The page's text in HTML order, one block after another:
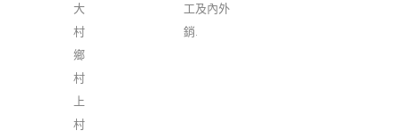
大
村
鄉
村
上
村
工及內外
銷.